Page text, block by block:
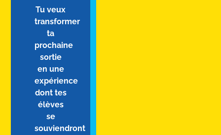
Tu veux
transformer
ta
prochaine
sortie
en une
expérience
dont tes
élèves
se
souviendront